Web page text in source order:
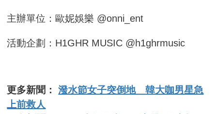
主辦單位：歐妮娛樂 @onni_ent
活動企劃：H1GHR MUSIC @h1ghrmusic
更多新聞：潑水節女子突倒地 韓大咖男星急
上前救人